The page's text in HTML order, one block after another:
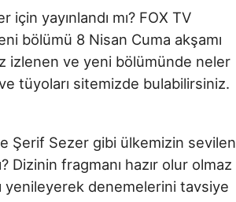
yayınlandı mı? FOX TV
bölümü 8 Nisan Cuma akşamı
izlenen ve yeni bölümünde neler
tüyoları sitemizde bulabilirsiniz.
Şerif Sezer gibi ülkemizin sevilen
Dizinin fragmanı hazır olur olmaz
yenileyerek denemelerini tavsiye